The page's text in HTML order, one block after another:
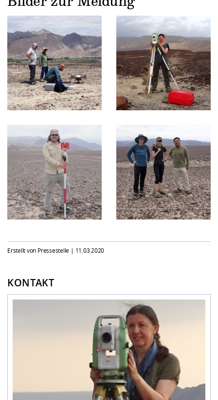
Erstellt von Pressestelle | 11.03.2020
KONTAKT